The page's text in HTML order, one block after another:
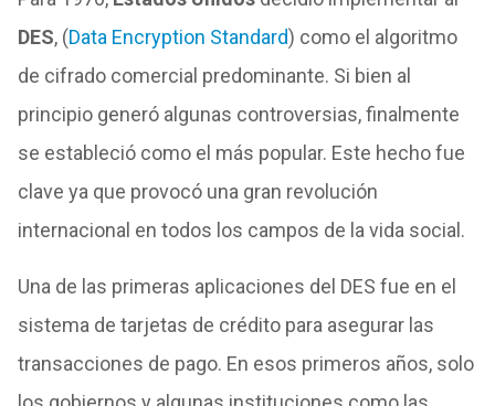
DES, (Data Encryption Standard) como el algoritmo
de cifrado comercial predominante. Si bien al
principio generó algunas controversias, finalmente
se estableció como el más popular. Este hecho fue
clave ya que provocó una gran revolución
internacional en todos los campos de la vida social.
Una de las primeras aplicaciones del DES fue en el
sistema de tarjetas de crédito para asegurar las
transacciones de pago. En esos primeros años, solo